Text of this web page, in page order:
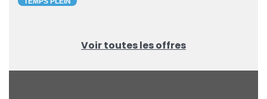
Voir toutes les offres